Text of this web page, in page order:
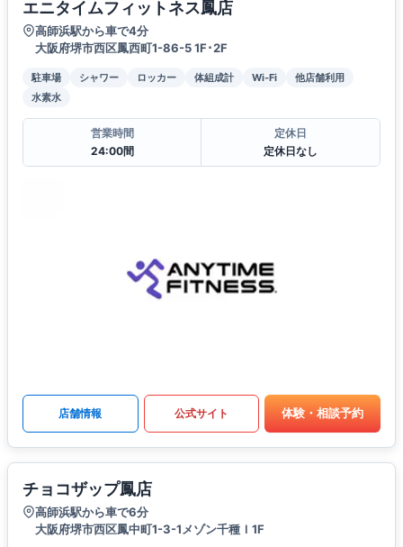
エニタイムフィットネス鳳店
高師浜駅から車で4分
大阪府堺市西区鳳西町1-86-5 1F･2F
駐車場 シャワー ロッカー 体組成計 Wi-Fi
他店舗利用
水素水
営業時間
24:00間
定休日
定休日なし
店舗情報 公式サイト 体験・相談予約
チョコザップ鳳店
高師浜駅から車で6分
大阪府堺市西区鳳中町1-3-1メゾン千種Ｉ1F